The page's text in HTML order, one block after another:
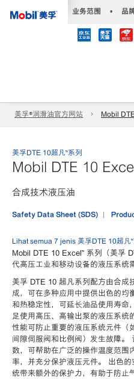
业务范围 • 品
美孚®润滑油官方网站 Mobil
美孚DTE 10超凡™系列
Mobil DTE 10
合成技术液压油
Safety Data Sheet (SDS)
Lihat semua 7 jenis 美孚DTE 10超凡™
Mobil DTE 10 Excel™ 系列（美孚
代高压工业和移动设备的液压系统
美孚 DTE 10 超凡系列配方由合成
成，可在多种应用中提供出色的均
和热稳定性，可延长油品使用寿命
足使用高压、高输出泵的液压系
性能可防止重要的液压系统元件（
间隙伺服阀和比例阀）发生故障。
数，可帮助在广泛的操作温度范围
率，并充分保护液压元件。 出色
统带来额外的保护力，有助于防止